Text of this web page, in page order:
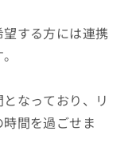
する方には連携
なっており、リ
間を過ごせま